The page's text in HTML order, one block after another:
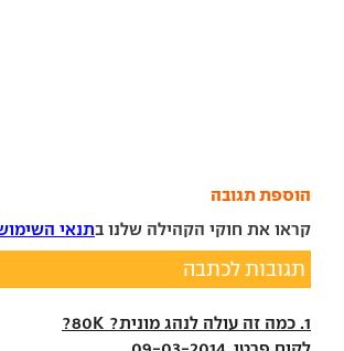
הוספת תגובה
קראו את חוקי הקהילה שלנו בתנאי
תגובות לכתבה
1. כמה זה עולה לנהג מונית? 80K?